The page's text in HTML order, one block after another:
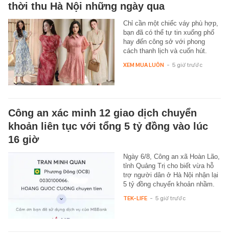
thời thu Hà Nội những ngày qua
Chỉ cần một chiếc váy phù hợp,
bạn đã có thể tự tin xuống phố
hay đến công sở với phong
cách thanh lịch và cuốn hút.
XEM MUA LUÔN - 5 giờ trước
Công an xác minh 12 giao dịch chuyển
khoản liên tục với tổng 5 tỷ đồng vào lúc
16 giờ
Ngày 6/8, Công an xã Hoàn Lão,
tỉnh Quảng Trị cho biết vừa hỗ
trợ người dân ở Hà Nội nhận lại
5 tỷ đồng chuyển khoản nhầm.
TEK-LIFE - 5 giờ trước